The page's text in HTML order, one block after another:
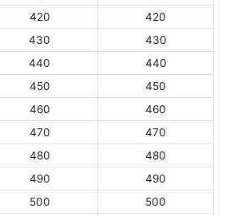
420
420
430
430
440
440
450
450
460
460
470
470
480
480
490
490
500
500